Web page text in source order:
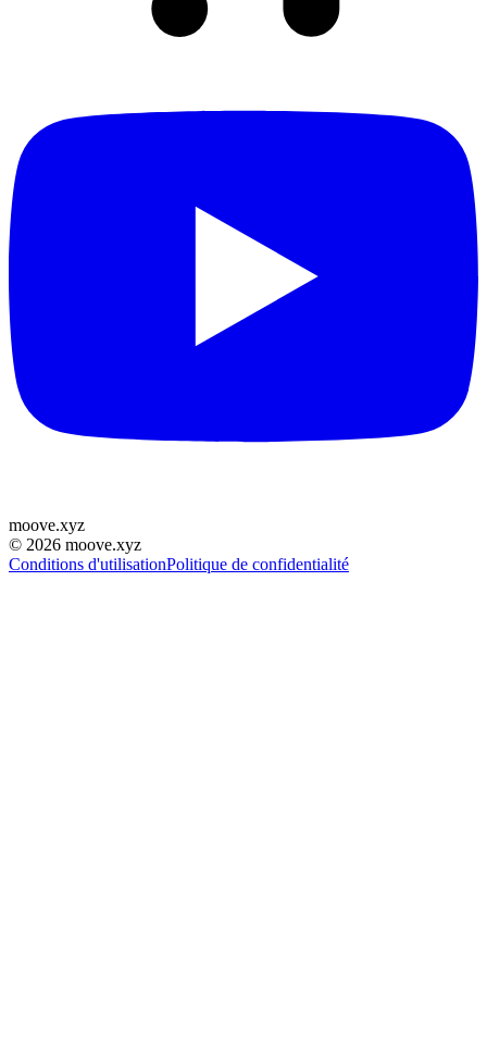
moove.xyz
© 2026 moove.xyz
Conditions d'utilisationPolitique de confidentialité